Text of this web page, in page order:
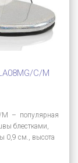
C/M
M – популярная
блестками,
0,9 см., высота